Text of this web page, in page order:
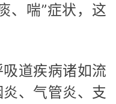
、喘”症状，这
道疾病诸如流
、气管炎、支